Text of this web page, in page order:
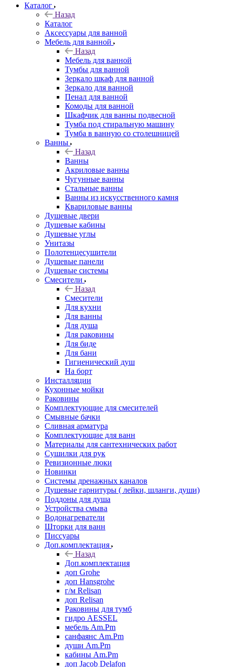
Каталог
Назад
Каталог
Аксессуары для ванной
Мебель для ванной
Назад
Мебель для ванной
Тумбы для ванной
Зеркало шкаф для ванной
Зеркало для ванной
Пенал для ванной
Комоды для ванной
Шкафчик для ванны подвесной
Тумба под стиральную машину
Тумба в ванную со столешницей
Ванны
Назад
Ванны
Акриловые ванны
Чугунные ванны
Стальные ванны
Ванны из искусственного камня
Квариловые ванны
Душевые двери
Душевые кабины
Душевые углы
Унитазы
Полотенцесушители
Душевые панели
Душевые системы
Смесители
Назад
Смесители
Для кухни
Для ванны
Для душа
Для раковины
Для биде
Для бани
Гигиенический душ
На борт
Инсталляции
Кухонные мойки
Раковины
Комплектующие для смесителей
Смывные бачки
Сливная арматура
Комплектующие для ванн
Материалы для сантехнических работ
Сушилки для рук
Ревизионные люки
Новинки
Системы дренажных каналов
Душевые гарнитуры ( лейки, шланги, души)
Поддоны для душа
Устройства смыва
Водонагреватели
Шторки для ванн
Писсуары
Доп.комплектация
Назад
Доп.комплектация
доп Grohe
доп Hansgrohe
г/м Relisan
доп Relisan
Раковины для тумб
гидро AESSEL
мебель Am.Pm
санфаянс Am.Pm
души Am.Pm
кабины Am.Pm
доп Jacob Delafon